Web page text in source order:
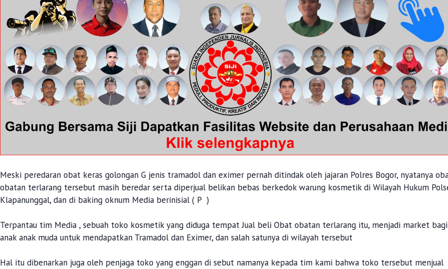
Meski peredaran obat keras golongan G jenis tramadol dan eximer pernah ditindak oleh jajaran Polres Bogor, nyatanya
obatan terlarang tersebut masih beredar serta diperjual belikan bebas berkedok warung kosmetik di Wilayah Hukum
Klapanunggal, dan di baking oknum Media berinisial ( P )
Terpantau tim Media , sebuah toko kosmetik yang diduga tempat Jual beli Obat obatan terlarang itu, menjadi market bagi
anak anak muda untuk mendapatkan Tramadol dan Eximer, dan salah satunya di wilayah tersebut
Hal itu dibenarkan juga oleh penjaga toko yang enggan di sebut namanya kepada tim kami bahwa toko tersebut menjual